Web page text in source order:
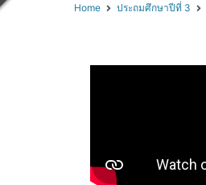
Home ประถมศึกษาปีที่ 3